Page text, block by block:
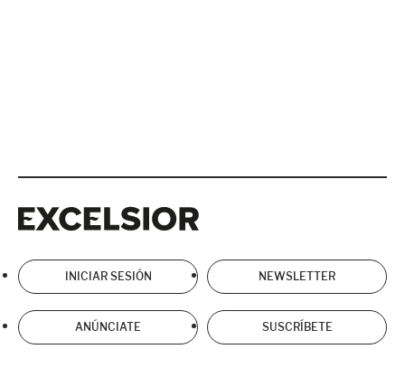
INICIAR SESIÓN NEWSLETTER
ANÚNCIATE SUSCRÍBETE